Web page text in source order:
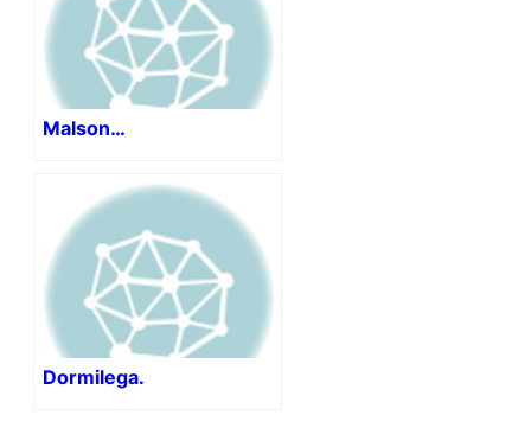
Malson…
Dormilega.